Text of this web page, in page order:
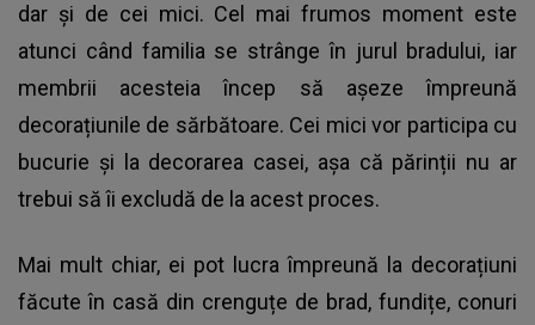
dar și de cei mici. Cel mai frumos moment este
atunci când familia se strânge în jurul bradului, iar
membrii acesteia încep să așeze împreună
decorațiunile de sărbătoare. Cei mici vor participa cu
bucurie și la decorarea casei, așa că părinții nu ar
trebui să îi excludă de la acest proces.
Mai mult chiar, ei pot lucra împreună la decorațiuni
făcute în casă din crenguțe de brad, fundițe, conuri